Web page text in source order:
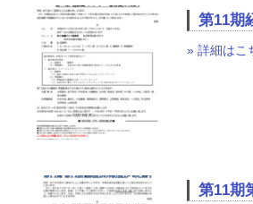
第11期
» 詳細はこ
第11期